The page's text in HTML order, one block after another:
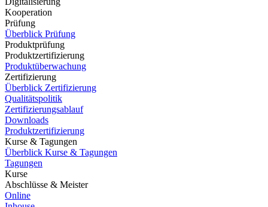
Kooperation
Prüfung
Überblick Prüfung
Produktprüfung
Produktzertifizierung
Produktüberwachung
Zertifizierung
Überblick Zertifizierung
Qualitätspolitik
Zertifizierungsablauf
Downloads
Produktzertifizierung
Kurse & Tagungen
Überblick Kurse & Tagungen
Tagungen
Kurse
Abschlüsse & Meister
Online